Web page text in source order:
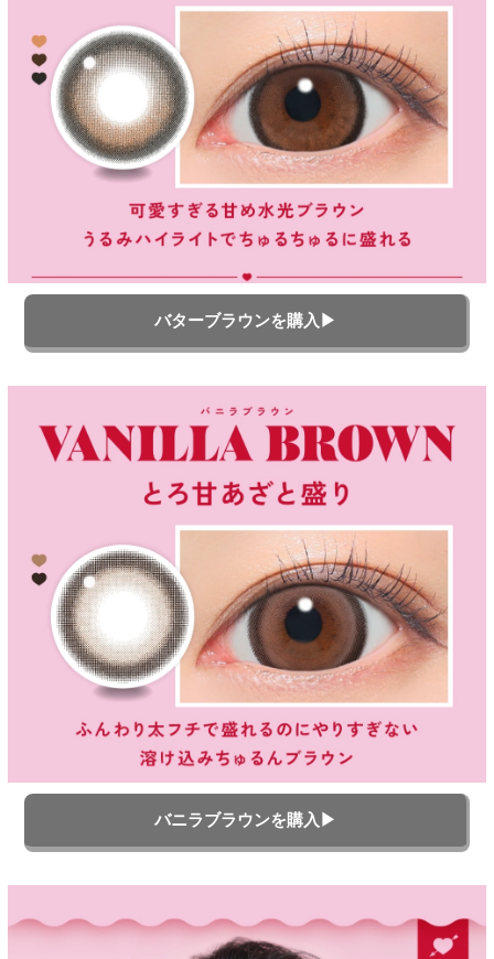
バターブラウンを購入▶
バニラブラウンを購入▶